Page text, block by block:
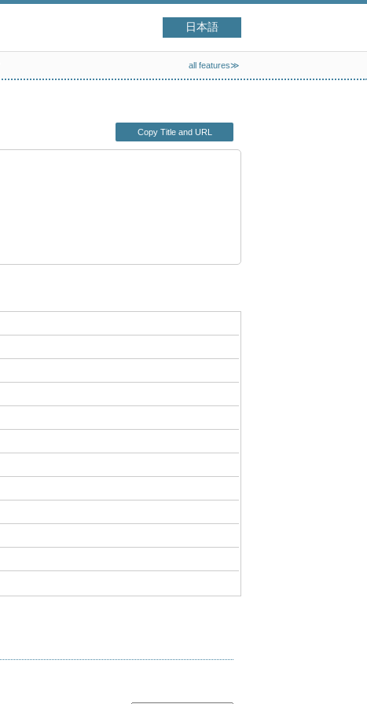
日本語
all features≫
Copy Title and URL